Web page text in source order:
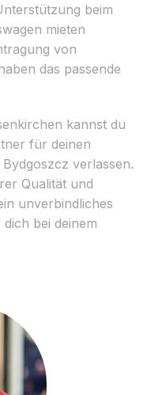
beim
mieten
von
das passende
kannst du
für deinen
verlassen.
Qualität und
unverbindliches
bei deinem